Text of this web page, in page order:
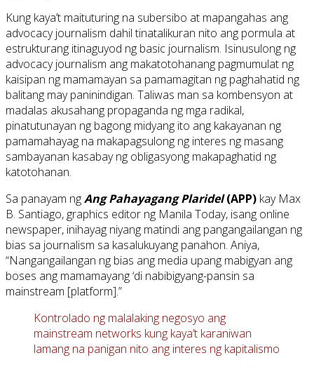
Kung kaya’t maituturing na subersibo at mapangahas ang
advocacy journalism dahil tinatalikuran nito ang pormula at
estrukturang itinaguyod ng basic journalism. Isinusulong ng
advocacy journalism ang makatotohanang pagmumulat ng
kaisipan ng mamamayan sa pamamagitan ng paghahatid ng
balitang may paninindigan. Taliwas man sa kombensyon at
madalas akusahang propaganda ng mga radikal,
pinatutunayan ng bagong midyang ito ang kakayanan ng
pamamahayag na makapagsulong ng interes ng masang
sambayanan kasabay ng obligasyong makapaghatid ng
katotohanan.
Sa panayam ngAng Pahayagang Plaridel(APP) kay Max
B. Santiago, graphics editor ng Manila Today, isang online
newspaper, inihayag niyang matindi ang pangangailangan ng
bias sa journalism sa kasalukuyang panahon. Aniya,
“Nangangailangan ng bias ang media upang mabigyan ang
boses ang mamamayang ‘di nabibigyang-pansin sa
mainstream [platform].”
Kontrolado ng malalaking negosyo ang
mainstream networks kung kaya’t karaniwan
lamang na panigan nito ang interes ng kapitalismo